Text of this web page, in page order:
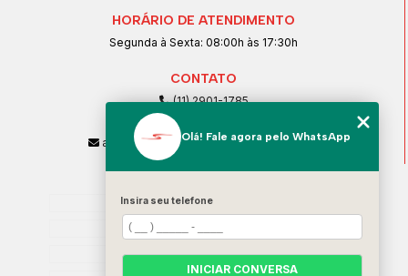
HORÁRIO DE ATENDIMENTO
Segunda à Sexta: 08:00h às 17:30h
CONTATO
(11) 2901-1785
(11) 99239-1832
atendimento@santeccopiadoras.com.br
Home
Empresa
SERVIÇOS
Olá! Fale agora pelo WhatsApp
Insira seu telefone
INICIAR CONVERSA